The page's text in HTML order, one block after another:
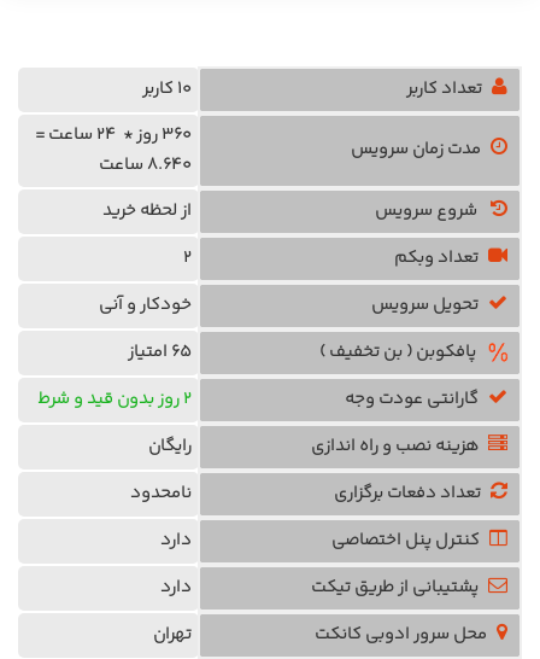
تعداد کاربر 10 کاربر
مدت زمان سرویس
360 روز * 24 ساعت =
8.640 ساعت
شروع سرویس
از لحظه خرید
تعداد وبکم
2
تحویل سرویس
خودکار و آنی
پافکوبن ( بن تخفیف )
65 امتیاز
گارانتی عودت وجه
2 روز بدون قید و شرط
هزینه نصب و راه اندازی
رایگان
تعداد دفعات برگزاری
نامحدود
کنترل پنل اختصاصی
دارد
پشتیبانی از طریق تیکت
دارد
محل سرور ادوبی کانکت
تهران